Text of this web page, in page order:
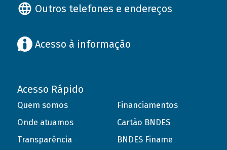
Outros telefones e endereços
Acesso à informação
Acesso Rápido
Quem somos
Onde atuamos
Transparência
Financiamentos
Cartão BNDES
BNDES Finame